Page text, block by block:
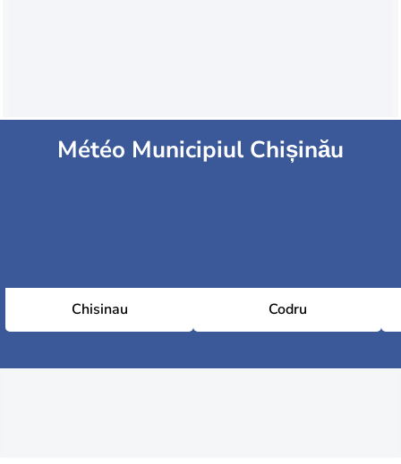
Météo Municipiul Chișinău
Chisinau Codru